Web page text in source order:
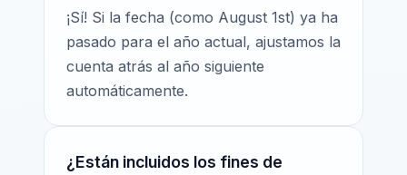
¡Sí! Si la fecha (como August 1st) ya ha
pasado para el año actual, ajustamos la
cuenta atrás al año siguiente
automáticamente.
¿Están incluidos los fines de